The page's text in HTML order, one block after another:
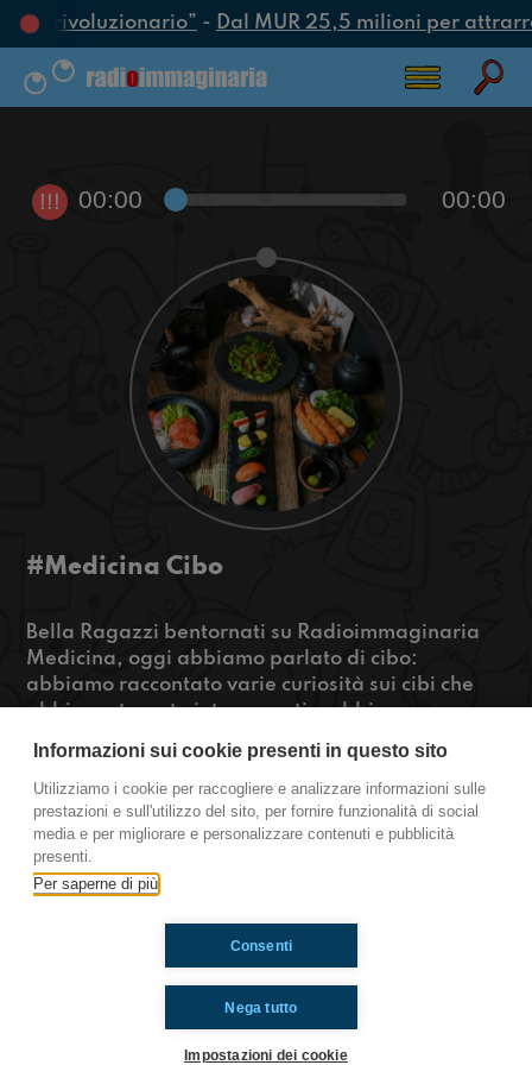
più rivoluzionario”- Dal MUR 25,5 milioni per
!!! 00:00 00:00
#Medicina Cibo
Bella Ragazzi bentornati su Radioimmaginaria
Medicina, oggi abbiamo parlato di cibo:
abbiamo raccontato varie curiosità sui cibi che
abbiamo trovato interessanti e abbiamo
che ci piacciono particolarmente.
https://www.radioimmaginaria.it
Medicina
Ti è piaciuto? Condividilo!
Informazioni sui cookie presenti in questo sito
Utilizziamo i cookie per raccogliere e analizzare informazioni sulle
prestazioni e sull'utilizzo del sito, per fornire funzionalità di social
media e per migliorare e personalizzare contenuti e pubblicità
presenti.
Per saperne di più
Nega tutto
Consenti
Impostazioni dei cookie